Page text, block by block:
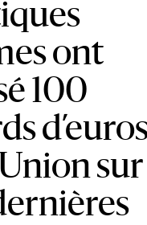
ont
100